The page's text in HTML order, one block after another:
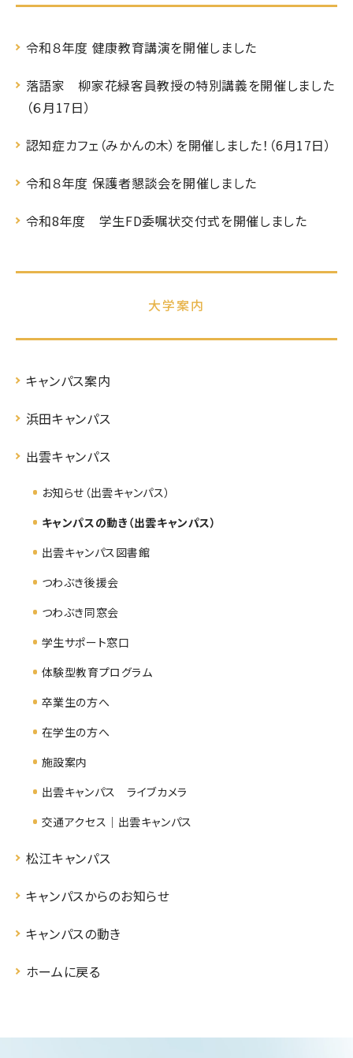
令和８年度 健康教育講演を開催しました
落語家 柳家花緑客員教授の特別講義を開催しました
（６月17日）
認知症カフェ（みかんの木）を開催しました！（6月17日）
令和８年度 保護者懇談会を開催しました
令和8年度 学生FD委嘱状交付式を開催しました
大学案内
キャンパス案内
浜田キャンパス
出雲キャンパス
お知らせ（出雲キャンパス）
キャンパスの動き（出雲キャンパス）
出雲キャンパス図書館
つわぶき後援会
つわぶき同窓会
学生サポート窓口
体験型教育プログラム
卒業生の方へ
在学生の方へ
施設案内
出雲キャンパス ライブカメラ
交通アクセス｜出雲キャンパス
松江キャンパス
キャンパスからのお知らせ
キャンパスの動き
ホームに戻る